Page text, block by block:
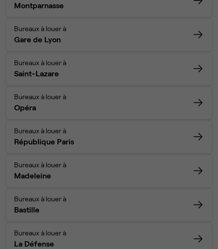
Montparnasse
Bureaux à louer à
Gare de Lyon
Bureaux à louer à
Saint-Lazare
Bureaux à louer à
Opéra
Bureaux à louer à
République Paris
Bureaux à louer à
Madeleine
Bureaux à louer à
Bastille
Bureaux à louer à
La Défense